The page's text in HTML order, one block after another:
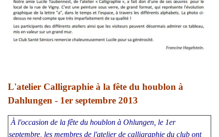
L'atelier Calligraphie à la fête du houblon à
Dahlungen - 1er septembre 2013
À l'occasion de la fête du houblon à Ohlungen, le 1er
septembre, les membres de l'atelier de calligraphie du club ont